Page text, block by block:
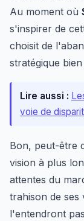
Au moment où
s'inspirer de
choisit de
stratégique
Lire aussi :
voie de
Bon, peut-être
vision à plus
attentes du
trahison de ses
l'entendront